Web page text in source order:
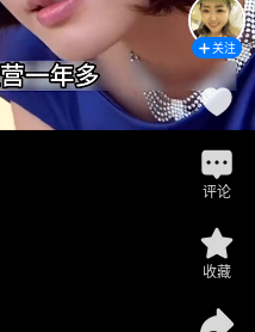
关注
评论
收藏